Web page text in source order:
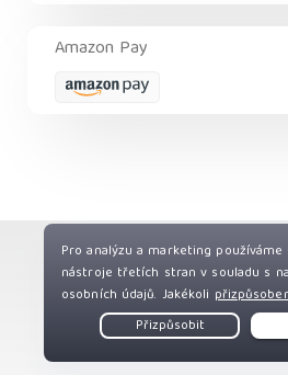
Amazon Pay
Copyright © Private Internet
práva